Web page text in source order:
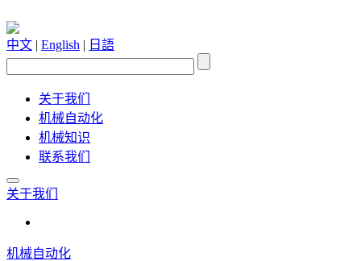
中文 | English | 日語
关于我们
机械自动化
机械知识
联系我们
关于我们
机械自动化